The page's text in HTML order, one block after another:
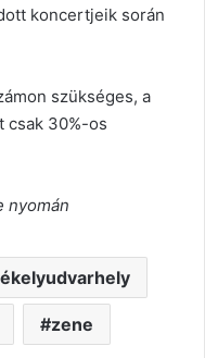
koncertjeik során
szükséges, a
csak 30%-os
nyomán
zene